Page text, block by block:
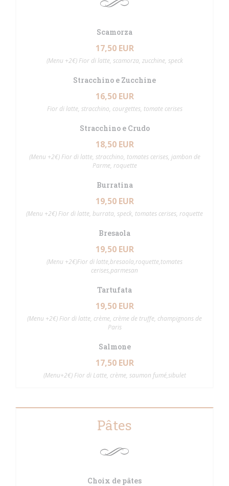
Scamorza
17,50 EUR
(Menu +2€) Fior di latte, scamorza, zucchine, speck
Stracchino e Zucchine
16,50 EUR
Fior di latte, stracchino, courgettes, tomate cerises
Stracchino e Crudo
18,50 EUR
(Menu +2€) Fior di latte, stracchino, tomates cerises, jambon de
Parme, roquette
Burratina
19,50 EUR
(Menu +2€) Fior di latte, burrata, speck, tomates cerises, roquette
Bresaola
19,50 EUR
(Menu +2€)Fior di latte,bresaola,roquette,tomates
cerises,parmesan
Tartufata
19,50 EUR
(Menu +2€) Fior di latte, crème, crème de truffe, champignons de
Paris
Salmone
17,50 EUR
(Menu+2€) Fior di Latte, crème, saumon fumé,sibulet
Pâtes
Choix de pâtes